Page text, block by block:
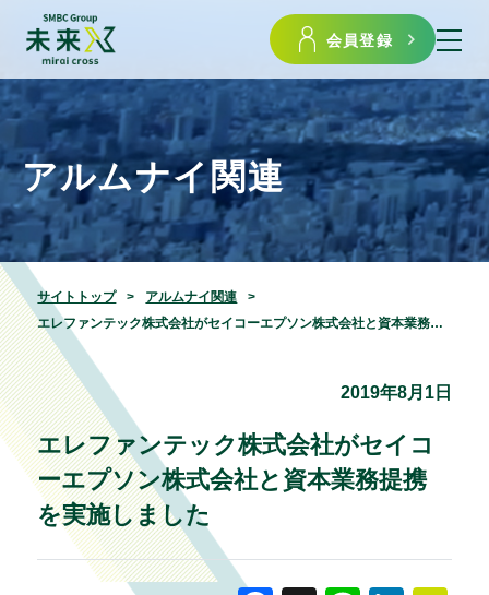
会員登録
アルムナイ関連
サイトトップ
アルムナイ関連
エレファンテック株式会社がセイコーエプソン株式会社と資本業務提携を実施しました
2019年8月1日
エレファンテック株式会社がセイコ
ーエプソン株式会社と資本業務提携
を実施しました